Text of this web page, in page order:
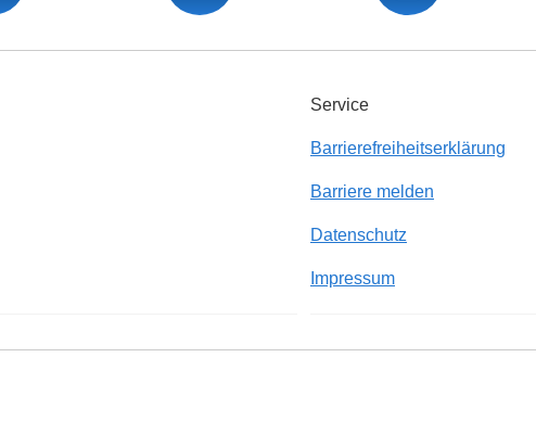
Service
Barrierefreiheitserklärung
Barriere melden
Datenschutz
Impressum